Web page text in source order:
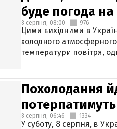
буде погода на
8 серпня, 08:00 976
Цими вихідними в
холодного
температури повітря,
Похолодання
8 серпня, 06:46 1334
У суботу, 8 серпня, в